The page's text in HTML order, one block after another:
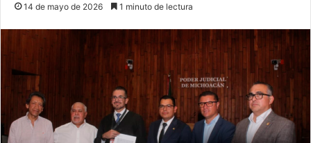
14 de mayo de 2026 1 minuto de lectura